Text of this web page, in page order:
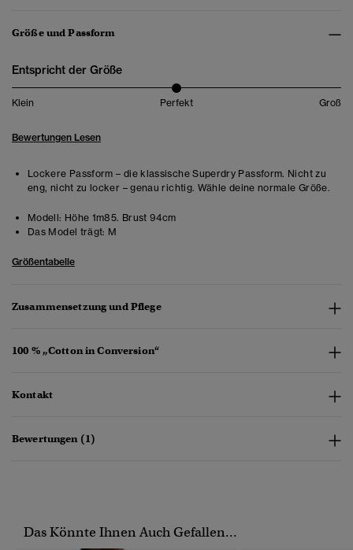
Größe und Passform
Entspricht der Größe
Klein Perfekt Groß
Bewertungen Lesen
Lockere Passform – die klassische Superdry Passform. Nicht zu
eng, nicht zu locker – genau richtig. Wähle deine normale Größe.
Modell: Höhe 1m85. Brust 94cm
Das Model trägt: M
Größentabelle
Zusammensetzung und Pflege
100 % „Cotton in Conversion“
Kontakt
Bewertungen (1)
Das Könnte Ihnen Auch Gefallen...